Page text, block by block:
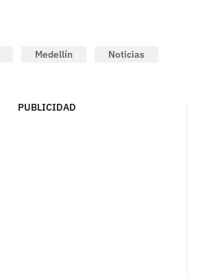
Medellín Noticias
PUBLICIDAD